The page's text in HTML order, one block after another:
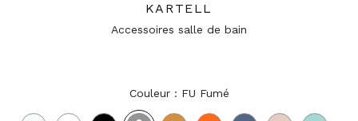
KARTELL
Accessoires salle de bain
Couleur : FU Fumé